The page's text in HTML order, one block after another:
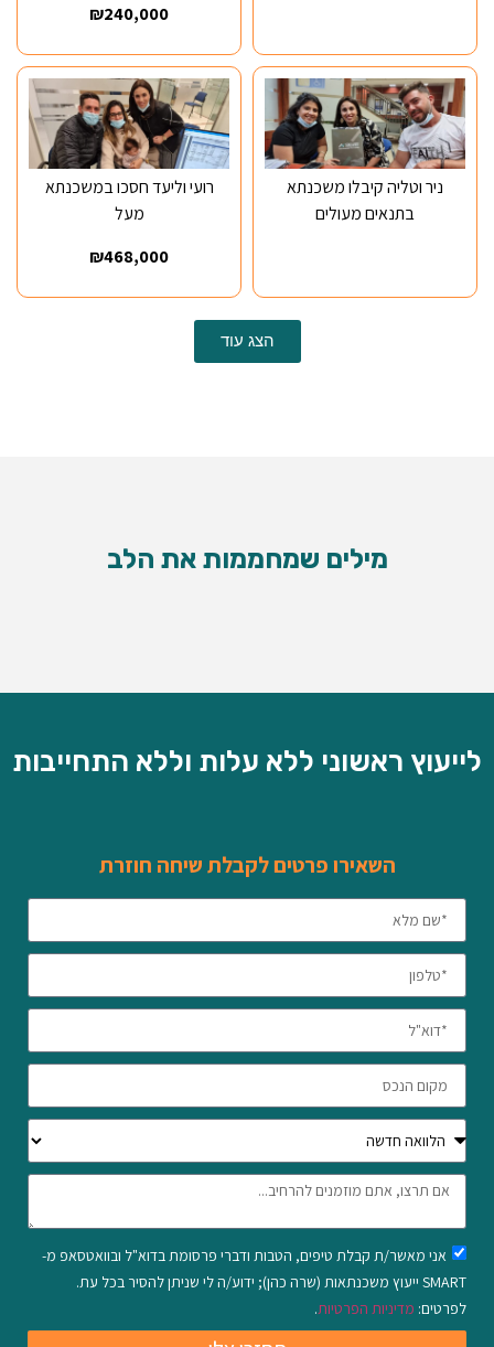
₪240,000
ניר וטליה קיבלו משכנתא
בתנאים מעולים
רועי וליעד חסכו במשכנתא
מעל
₪468,000
הצג עוד
מילים שמחממות את הלב
לייעוץ ראשוני ללא עלות וללא התחייבות
השאירו פרטים לקבלת שיחה חוזרת
אני מאשר/ת קבלת טיפים, הטבות ודברי פרסומת בדוא"ל ובוואטסאפ מ-
SMART ייעוץ משכנתאות (שרה כהן); ידוע/ה לי שניתן להסיר בכל עת.
לפרטים: מדיניות הפרטיות.